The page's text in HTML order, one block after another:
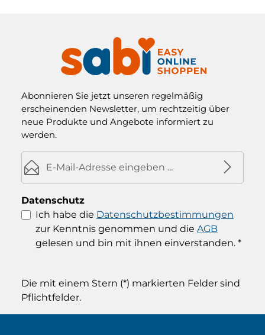
Abonnieren Sie jetzt unseren regelmäßig
erscheinenden Newsletter, um rechtzeitig über
neue Produkte und Angebote informiert zu
werden.
E-Mail-Adresse*
Datenschutz
Ich habe die Datenschutzbestimmungen
zur Kenntnis genommen und die AGB
gelesen und bin mit ihnen einverstanden. *
Die mit einem Stern (*) markierten Felder sind
Pflichtfelder.